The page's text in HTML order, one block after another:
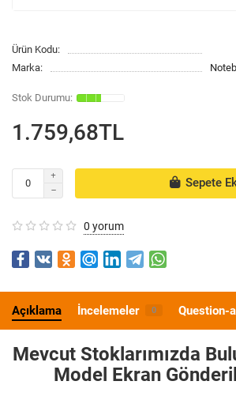
Ürün Kodu:
Marka:
1.759,68TL
Sepete
0 yorum
Açıklama İncelemeler 0 Question-
Mevcut Stoklarımızda
Model Ekran